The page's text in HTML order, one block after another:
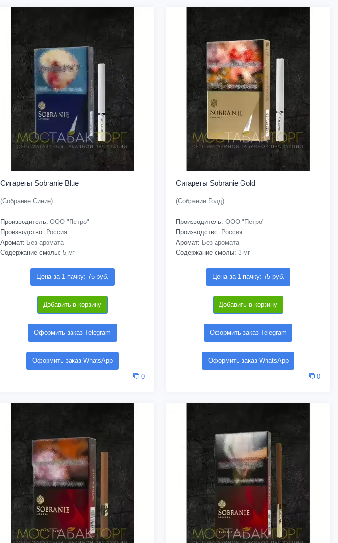
Сигареты Sobranie Blue
(Собрание Синие)
Производитель: ООО "Петро"
Производство: Россия
Аромат: Без аромата
Содержание смолы: 5 мг
Цена за 1 пачку: 75 руб.
Добавить в корзину
Оформить заказ Telegram
Оформить заказ WhatsApp
0
Сигареты Sobranie Gold
(Собрание Голд)
Производитель: ООО "Петро"
Производство: Россия
Аромат: Без аромата
Содержание смолы: 3 мг
Цена за 1 пачку: 75 руб.
Добавить в корзину
Оформить заказ Telegram
Оформить заказ WhatsApp
0